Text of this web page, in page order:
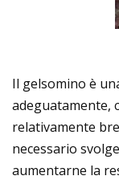
Il gelsomino è
adeguatamente,
relativamente
necessario
aumentarne la